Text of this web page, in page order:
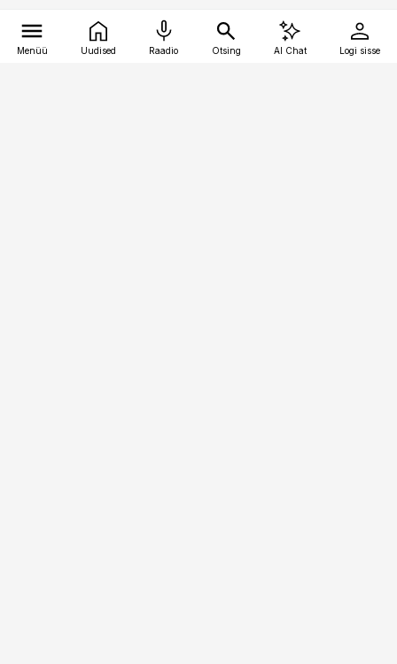
Menüü Uudised Raadio Otsing AI Chat Logi sisse